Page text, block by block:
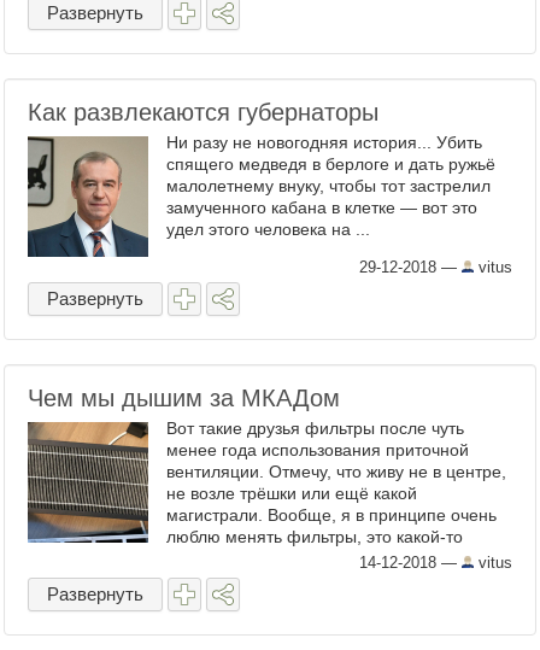
Развернуть
Как развлекаются губернаторы
Ни разу не новогодняя история... Убить
спящего медведя в берлоге и дать ружьё
малолетнему внуку, чтобы тот застрелил
замученного кабана в клетке — вот это
удел этого человека на ...
29-12-2018 — vitus
Развернуть
Чем мы дышим за МКАДом
Вот такие друзья фильтры после чуть
менее года использования приточной
вентиляции. Отмечу, что живу не в центре,
не возле трёшки или ещё какой
магистрали. Вообще, я в принципе очень
люблю менять фильтры, это какой-то
особый восторг замены чернющего
старого на белоснежный белый Не ...
14-12-2018 — vitus
Развернуть